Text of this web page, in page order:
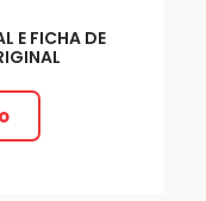
E FICHA DE